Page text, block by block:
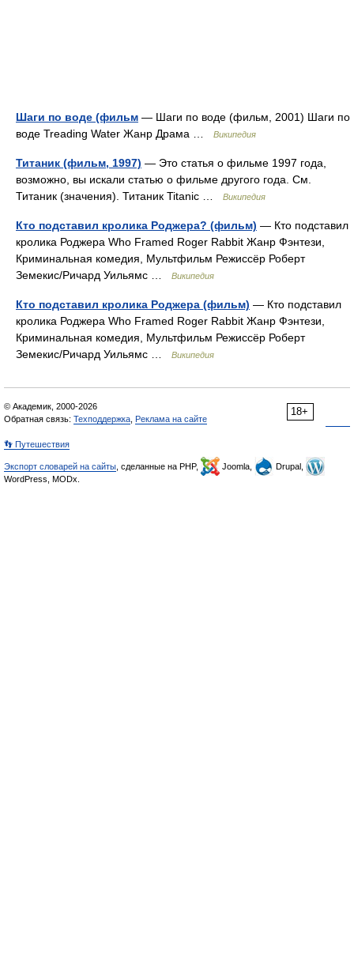
Шаги по воде (фильм — Шаги по воде (фильм, 2001) Шаги по
воде Treading Water Жанр Драма …
Википедия
Титаник (фильм, 1997) — Это статья о фильме 1997 года,
возможно, вы искали статью о фильме другого года. См.
Титаник (значения). Титаник Titanic …
Википедия
Кто подставил кролика Роджера? (фильм) — Кто подставил
кролика Роджера Who Framed Roger Rabbit Жанр Фэнтези,
Криминальная комедия, Мультфильм Режиссёр Роберт
Земекис/Ричард Уильямс …
Википедия
Кто подставил кролика Роджера (фильм) — Кто подставил
кролика Роджера Who Framed Roger Rabbit Жанр Фэнтези,
Криминальная комедия, Мультфильм Режиссёр Роберт
Земекис/Ричард Уильямс …
Википедия
18+
© Академик, 2000-2026
Обратная связь: Техподдержка Реклама на сайте
👣 Путешествия
Экспорт словарей на сайты , сделанные на PHP, Joomla,
Drupal,
WordPress, MODx.